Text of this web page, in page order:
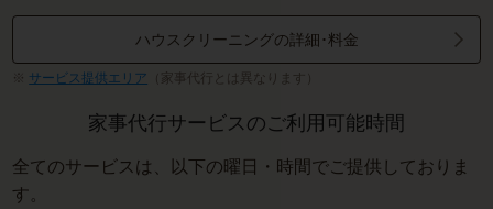
ハウスクリーニングの詳細･料金
サービス提供エリア （家事代行とは異なります）
家事代行サービスのご利用可能時間
全てのサービスは、以下の曜日・時間でご提供しておりま
す。